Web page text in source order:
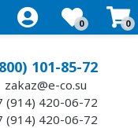
0 0
101-85-72
zakaz@e-co.su
(914) 420-06-72
(914) 420-06-72